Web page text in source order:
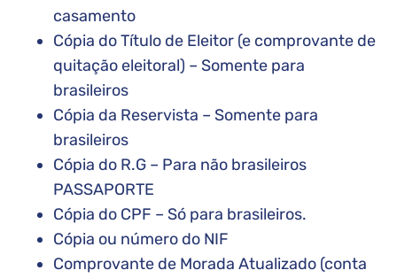
casamento
Cópia do Título de Eleitor (e comprovante de
quitação eleitoral) – Somente para
brasileiros
Cópia da Reservista – Somente para
brasileiros
Cópia do R.G – Para não brasileiros
PASSAPORTE
Cópia do CPF – Só para brasileiros.
Cópia ou número do NIF
Comprovante de Morada Atualizado (conta